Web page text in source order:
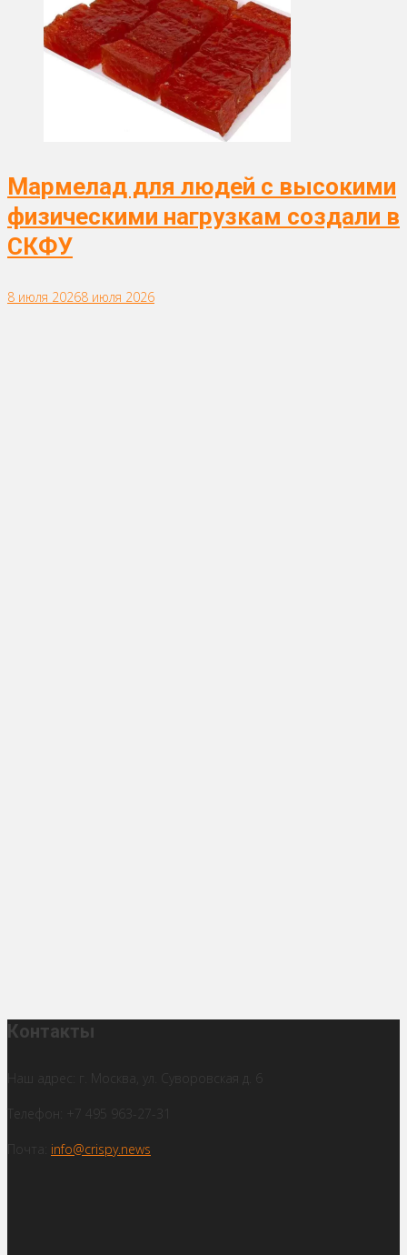
Мармелад для людей с высокими
физическими нагрузкам создали в
СКФУ
8 июля 20268 июля 2026
Контакты
Наш адрес: г. Москва, ул. Суворовская д. 6
Телефон: +7 495 963-27-31
Почта: info@crispy.news